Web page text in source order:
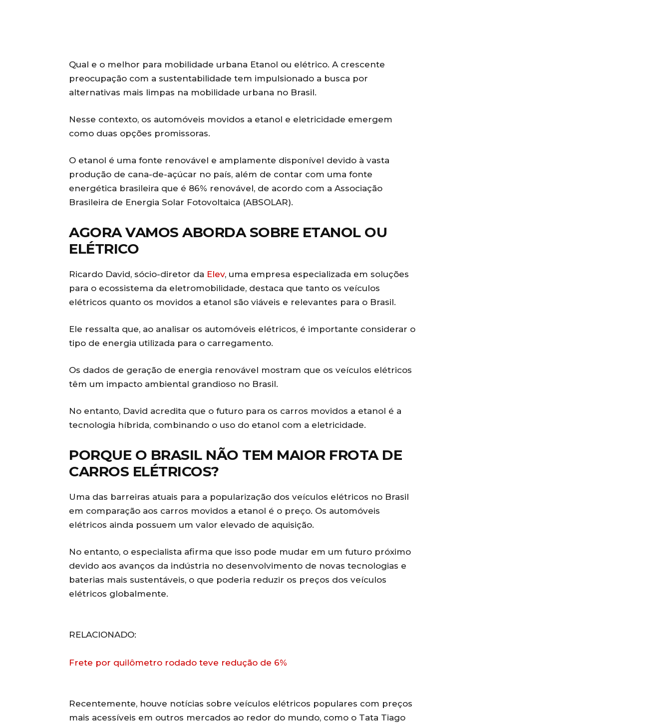
Qual e o melhor para mobilidade urbana Etanol ou elétrico. A crescente
preocupação com a sustentabilidade tem impulsionado a busca por
alternativas mais limpas na mobilidade urbana no Brasil.
Nesse contexto, os automóveis movidos a etanol e eletricidade emergem
como duas opções promissoras.
O etanol é uma fonte renovável e amplamente disponível devido à vasta
produção de cana-de-açúcar no país, além de contar com uma fonte
energética brasileira que é 86% renovável, de acordo com a Associação
Brasileira de Energia Solar Fotovoltaica (ABSOLAR).
AGORA VAMOS ABORDA SOBRE ETANOL OU
ELÉTRICO
Ricardo David, sócio-diretor da Elev, uma empresa especializada em soluções
para o ecossistema da eletromobilidade, destaca que tanto os veículos
elétricos quanto os movidos a etanol são viáveis e relevantes para o Brasil.
Ele ressalta que, ao analisar os automóveis elétricos, é importante considerar o
tipo de energia utilizada para o carregamento.
Os dados de geração de energia renovável mostram que os veículos elétricos
têm um impacto ambiental grandioso no Brasil.
No entanto, David acredita que o futuro para os carros movidos a etanol é a
tecnologia híbrida, combinando o uso do etanol com a eletricidade.
PORQUE O BRASIL NÃO TEM MAIOR FROTA DE
CARROS ELÉTRICOS?
Uma das barreiras atuais para a popularização dos veículos elétricos no Brasil
em comparação aos carros movidos a etanol é o preço. Os automóveis
elétricos ainda possuem um valor elevado de aquisição.
No entanto, o especialista afirma que isso pode mudar em um futuro próximo
devido aos avanços da indústria no desenvolvimento de novas tecnologias e
baterias mais sustentáveis, o que poderia reduzir os preços dos veículos
elétricos globalmente.
RELACIONADO:
Frete por quilômetro rodado teve redução de 6%
Recentemente, houve notícias sobre veículos elétricos populares com preços
mais acessíveis em outros mercados ao redor do mundo, como o Tata Tiago